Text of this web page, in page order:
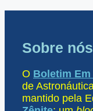
Sobre nós
O Boletim
de
mantido pela